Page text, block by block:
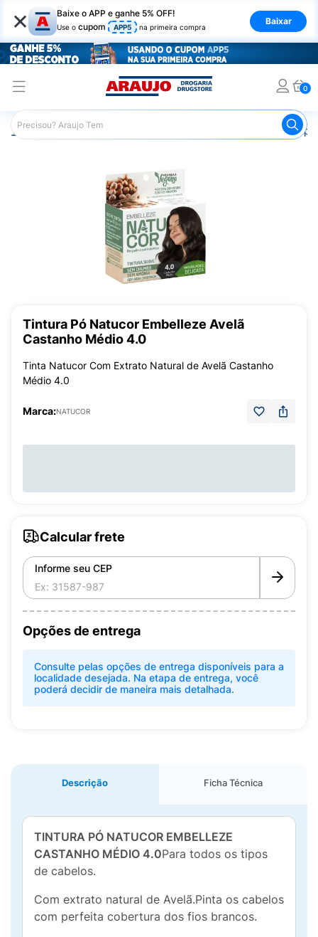
× Baixe o APP e ganhe 5% OFF!
Use o cupom APP5 na primeira compra
Baixar
0
Araujo Cabelo Coloração
Tintura Pó Natucor Embelleze Avelã
Castanho Médio 4.0
Tinta Natucor Com Extrato Natural de Avelã Castanho
Médio 4.0
Marca:NATUCOR
Calcular frete
Informe seu CEP
Opções de entrega
Consulte pelas opções de entrega disponíveis para a
localidade desejada. Na etapa de entrega, você
poderá decidir de maneira mais detalhada.
Descrição Ficha Técnica
TINTURA PÓ NATUCOR EMBELLEZE
CASTANHO MÉDIO 4.0Para todos os tipos
de cabelos.
Com extrato natural de Avelã.Pinta os cabelos
com perfeita cobertura dos fios brancos.